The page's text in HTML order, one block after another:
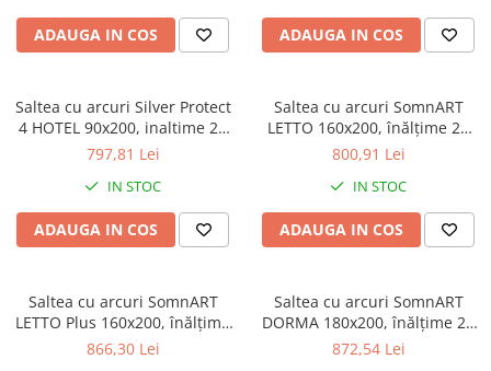
Mov
Rosie
Bej
Cu flori
Cu dungi
Cu inimioare
ADAUGA IN COS ADAUGA IN COS
Saltea cu arcuri Silver Protect
4 HOTEL 90x200, inaltime 25
cm, ortopedica, duritate extra
797,81 Lei
IN STOC
ADAUGA IN COS
Saltea cu arcuri SomnART
LETTO 160x200, înălțime 22
cm, ortopedică, husă
tare
800,91 Lei
IN STOC
ADAUGA IN COS
Saltea cu arcuri SomnART
LETTO Plus 160x200, înălțime
24 cm, ortopedică, husă
866,30 Lei
Saltea cu arcuri SomnART
DORMA 180x200, înălțime 20
cm, ortopedică, husă
872,54 Lei